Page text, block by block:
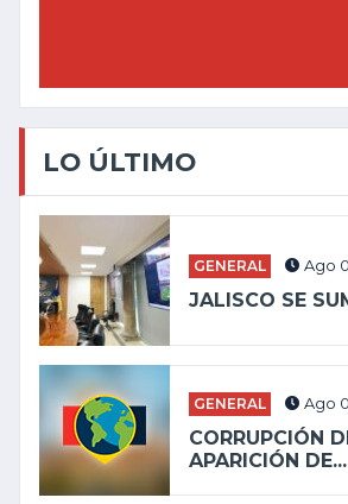
LO ÚLTIMO
GENERAL Ago
JALISCO SE
GENERAL Ago
CORRUPCIÓN
APARICIÓN DE...